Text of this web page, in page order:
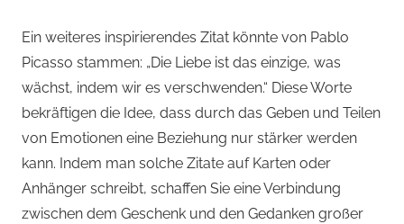
Ein weiteres inspirierendes Zitat könnte von Pablo
Picasso stammen: „Die Liebe ist das einzige, was
wächst, indem wir es verschwenden.“ Diese Worte
bekräftigen die Idee, dass durch das Geben und Teilen
von Emotionen eine Beziehung nur stärker werden
kann. Indem man solche Zitate auf Karten oder
Anhänger schreibt, schaffen Sie eine Verbindung
zwischen dem Geschenk und den Gedanken großer